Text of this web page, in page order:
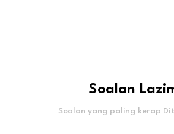
Soalan
Soalan yang paling kerap